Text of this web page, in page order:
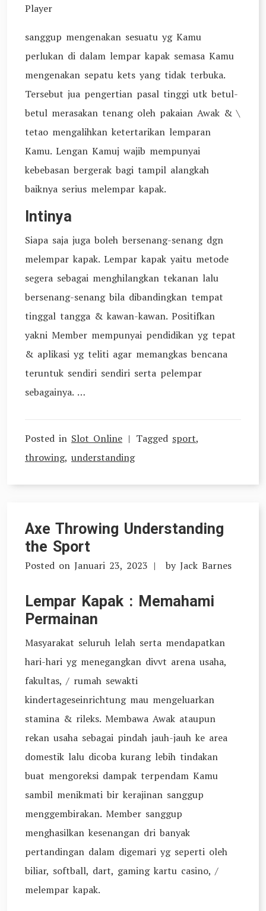
Player
sanggup mengenakan sesuatu yg Kamu
perlukan di dalam lempar kapak semasa Kamu
mengenakan sepatu kets yang tidak terbuka.
Tersebut jua pengertian pasal tinggi utk betul-
betul merasakan tenang oleh pakaian Awak & \
tetao mengalihkan ketertarikan lemparan
Kamu. Lengan Kamuj wajib mempunyai
kebebasan bergerak bagi tampil alangkah
baiknya serius melempar kapak.
Intinya
Siapa saja juga boleh bersenang-senang dgn
melempar kapak. Lempar kapak yaitu metode
segera sebagai menghilangkan tekanan lalu
bersenang-senang bila dibandingkan tempat
tinggal tangga & kawan-kawan. Positifkan
yakni Member mempunyai pendidikan yg tepat
& aplikasi yg teliti agar memangkas bencana
teruntuk sendiri sendiri serta pelempar
sebagainya. …
Posted in Slot Online Tagged sport,
throwing, understanding
Axe Throwing Understanding
the Sport
Posted on Januari 23, 2023 by Jack Barnes
Lempar Kapak : Memahami
Permainan
Masyarakat seluruh lelah serta mendapatkan
hari-hari yg menegangkan divvt arena usaha,
fakultas, / rumah sewakti
kindertageseinrichtung mau mengeluarkan
stamina & rileks. Membawa Awak ataupun
rekan usaha sebagai pindah jauh-jauh ke area
domestik lalu dicoba kurang lebih tindakan
buat mengoreksi dampak terpendam Kamu
sambil menikmati bir kerajinan sanggup
menggembirakan. Member sanggup
menghasilkan kesenangan dri banyak
pertandingan dalam digemari yg seperti oleh
biliar, softball, dart, gaming kartu casino, /
melempar kapak.